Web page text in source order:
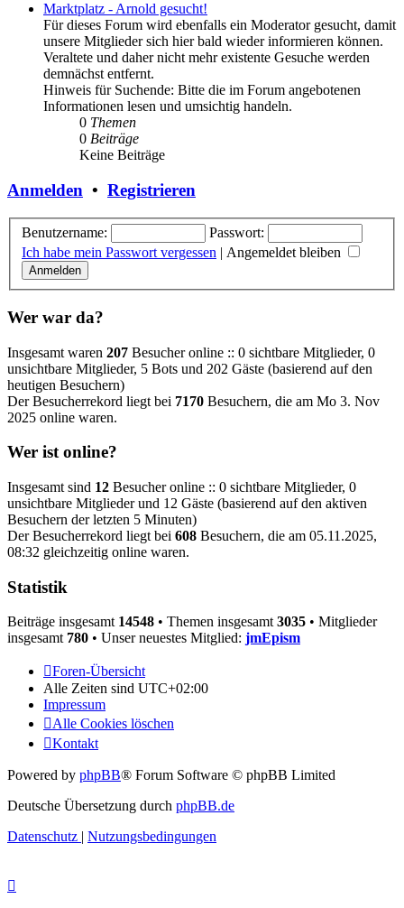
Marktplatz - Arnold gesucht!
Für dieses Forum wird ebenfalls ein Moderator gesucht, damit
unsere Mitglieder sich hier bald wieder informieren können.
Veraltete und daher nicht mehr existente Gesuche werden
demnächst entfernt.
Hinweis für Suchende: Bitte die im Forum angebotenen
Informationen lesen und umsichtig handeln.
0 Themen
0 Beiträge
Keine Beiträge
Anmelden • Registrieren
Benutzername:
Passwort:
Ich habe mein Passwort vergessen | Angemeldet bleiben
Wer war da?
Insgesamt waren 207 Besucher online :: 0 sichtbare Mitglieder, 0
unsichtbare Mitglieder, 5 Bots und 202 Gäste (basierend auf den
heutigen Besuchern)
Der Besucherrekord liegt bei 7170 Besuchern, die am Mo 3. Nov
2025 online waren.
Wer ist online?
Insgesamt sind 12 Besucher online :: 0 sichtbare Mitglieder, 0
unsichtbare Mitglieder und 12 Gäste (basierend auf den aktiven
Besuchern der letzten 5 Minuten)
Der Besucherrekord liegt bei 608 Besuchern, die am 05.11.2025,
08:32 gleichzeitig online waren.
Statistik
Beiträge insgesamt 14548 • Themen insgesamt3035 • Mitglieder
insgesamt 780 • Unser neuestes Mitglied: jmEpism
Foren-Übersicht
Alle Zeiten sind UTC+02:00
Impressum
Alle Cookies löschen
Kontakt
Powered by phpBB® Forum Software © phpBB Limited
Deutsche Übersetzung durch phpBB.de
Datenschutz | Nutzungsbedingungen